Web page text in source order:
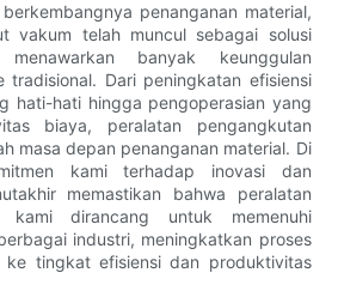
penanganan material,
vakum telah muncul sebagai solusi
banyak keunggulan
tradisional. Dari peningkatan efisiensi
hati-hati hingga pengoperasian yang
biaya, peralatan pengangkutan
masa depan penanganan material. Di
kami terhadap inovasi dan
memastikan bahwa peralatan
kami dirancang untuk memenuhi
industri, meningkatkan proses
ke tingkat efisiensi dan produktivitas